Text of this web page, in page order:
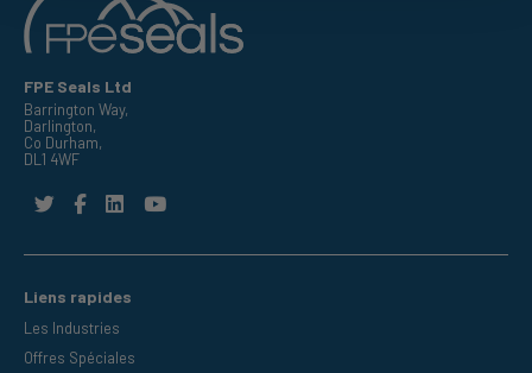
FPE Seals Ltd
Barrington Way,
Darlington,
Co Durham,
DL1 4WF
Liens rapides
Les Industries
Offres Spéciales